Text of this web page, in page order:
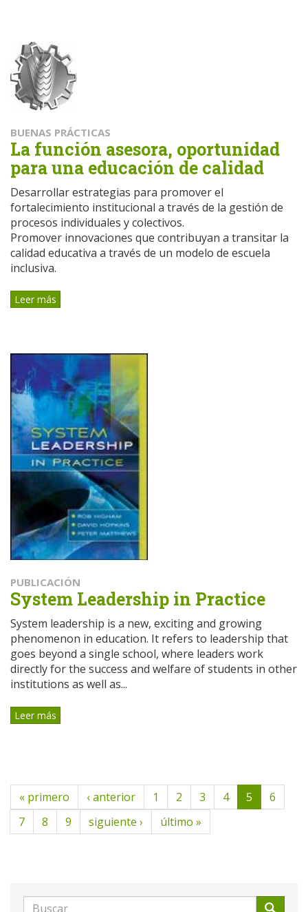
BUENAS PRÁCTICAS
La función asesora, oportunidad
para una educación de calidad
Desarrollar estrategias para promover el
fortalecimiento institucional a través de la gestión de
procesos individuales y colectivos.
Promover innovaciones que contribuyan a transitar la
calidad educativa a través de un modelo de escuela
inclusiva.
Leer más
PUBLICACIÓN
System Leadership in Practice
System leadership is a new, exciting and growing
phenomenon in education. It refers to leadership that
goes beyond a single school, where leaders work
directly for the success and welfare of students in other
institutions as well as...
Leer más
« primero ‹ anterior 1 2 3 4 5
6
7
8 9 siguiente › último »